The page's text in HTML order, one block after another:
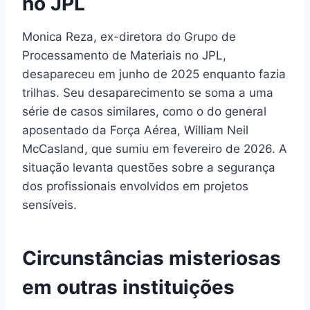
Monica Reza, ex-diretora do Grupo de
Processamento de Materiais no JPL,
desapareceu em junho de 2025 enquanto fazia
trilhas. Seu desaparecimento se soma a uma
série de casos similares, como o do general
aposentado da Força Aérea, William Neil
McCasland, que sumiu em fevereiro de 2026. A
situação levanta questões sobre a segurança
dos profissionais envolvidos em projetos
sensíveis.
Circunstâncias misteriosas
em outras instituições